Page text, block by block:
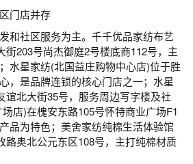
门店并存
和社区服务为主。千千优品家纺布艺
街203号尚杰御庭2号楼底商112号，主
水星家纺(北国益庄购物中心店)位于胜
，是品牌连锁的核心门店之一；水星
谊北大街35号，服务周边写字楼及社
店)在槐安东路105号怀特商业广场F1
品为特色；美舍家纺纯棉生活体验馆
路奥北公元东区108号，主打纯棉材质